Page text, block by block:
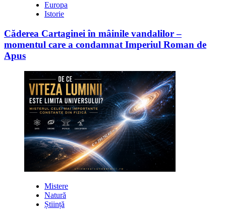
Europa
Istorie
Căderea Cartaginei în mâinile vandalilor –
momentul care a condamnat Imperiul Roman de
Apus
Mistere
Natură
Știință